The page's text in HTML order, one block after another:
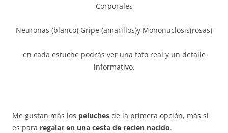
Corporales
Neuronas (blanco),Gripe (amarillos)y Mononuclosis(rosas)
en cada estuche podrás ver una foto real y un detalle
informativo.
Me gustan más los peluches de la primera opción, más si
es para regalar en una cesta de recien nacido.